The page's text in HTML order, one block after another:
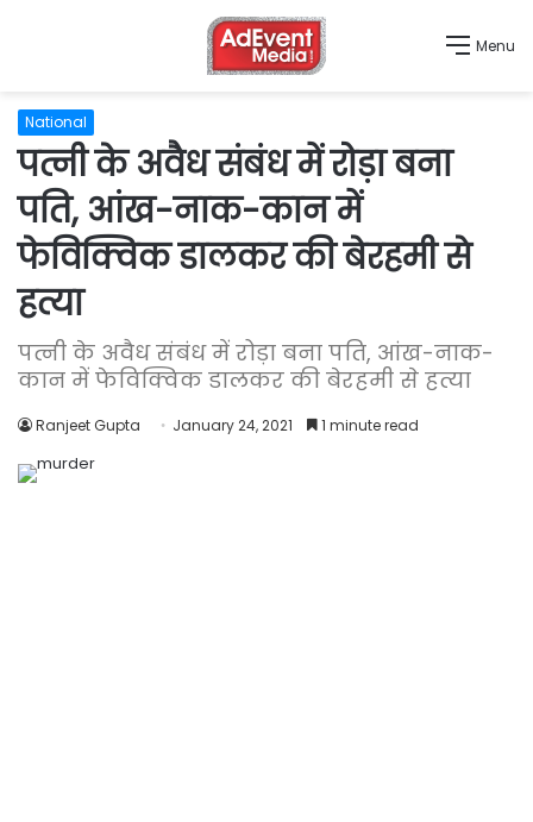
Menu
National
पत्नी के अवैध संबंध में रोड़ा बना
पति, आंख-नाक-कान में
फेविक्विक डालकर की बेरहमी से
हत्या
पत्नी के अवैध संबंध में रोड़ा बना पति, आंख-नाक-
कान में फेविक्विक डालकर की बेरहमी से हत्या
Ranjeet Gupta January 24, 2021 1 minute read